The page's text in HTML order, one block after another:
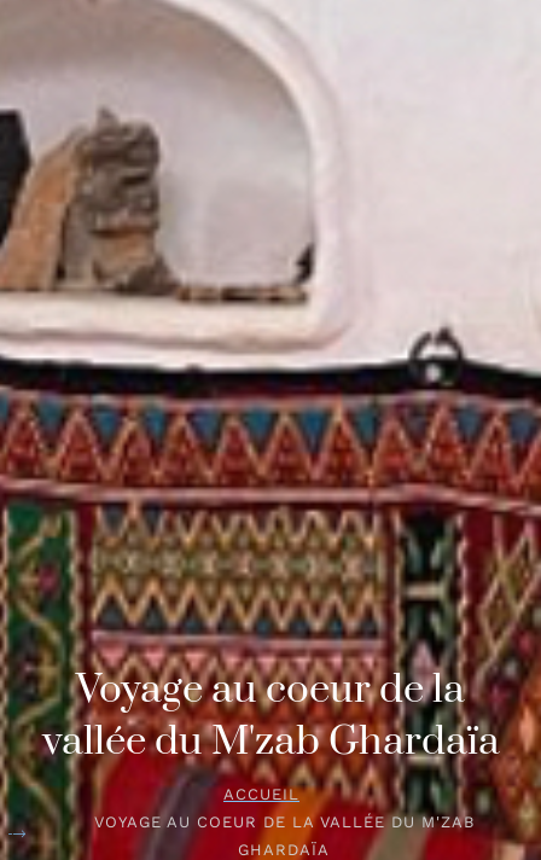
Voyage au coeur de la
vallée du M'zab Ghardaïa
ACCUEIL
VOYAGE AU COEUR DE LA VALLÉE DU M'ZAB
GHARDAÏA